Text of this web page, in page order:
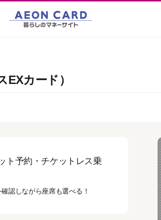
カード）
ト予約・チケットレス乗
認しながら座席も選べる！